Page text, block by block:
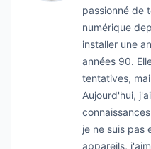
passionné de
numérique
installer une
années 90.
tentatives,
Aujourd'hui,
je ne suis pas
appareils,